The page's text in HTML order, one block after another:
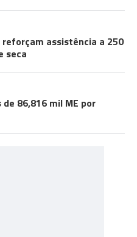
assistência a 250
seca
86,816 mil ME por